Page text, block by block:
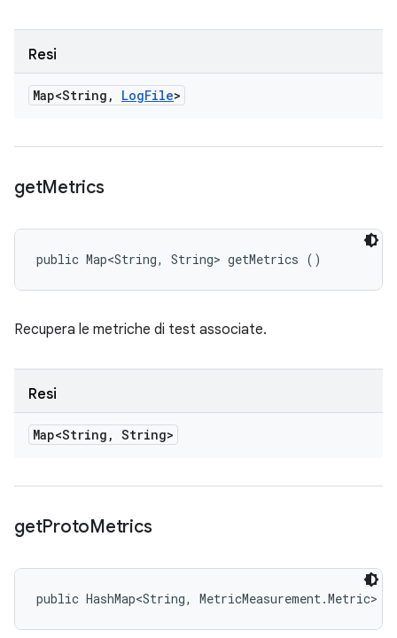
Resi
Map<String , LogFile>
getMetrics
public Map<String, String> getMetrics ()
Recupera le metriche di test associate.
Resi
Map<String , String>
getProtoMetrics
public HashMap<String, MetricMeasurement.Metric>